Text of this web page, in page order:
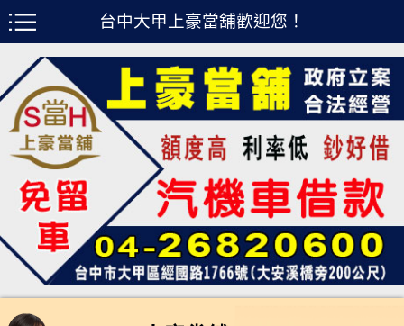
台中大甲上豪當舖歡迎您！